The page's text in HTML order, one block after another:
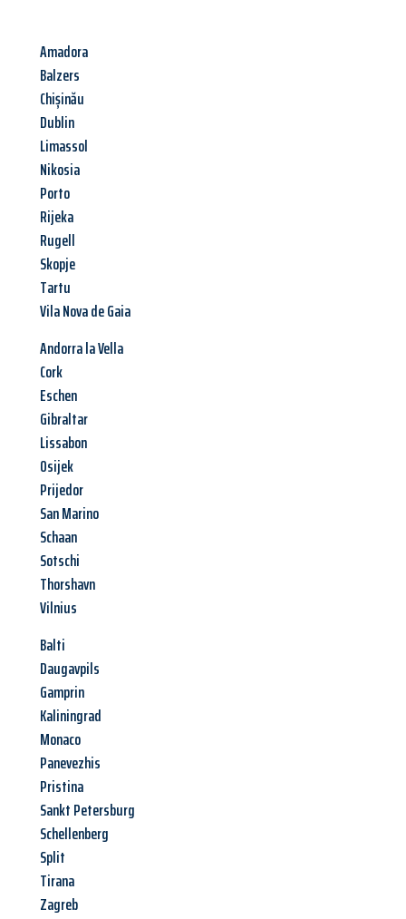
Amadora
Balzers
Chișinău
Dublin
Limassol
Nikosia
Porto
Rijeka
Rugell
Skopje
Tartu
Vila Nova de Gaia
Andorra la Vella
Cork
Eschen
Gibraltar
Lissabon
Osijek
Prijedor
San Marino
Schaan
Sotschi
Thorshavn
Vilnius
Balti
Daugavpils
Gamprin
Kaliningrad
Monaco
Panevezhis
Pristina
Sankt Petersburg
Schellenberg
Split
Tirana
Zagreb